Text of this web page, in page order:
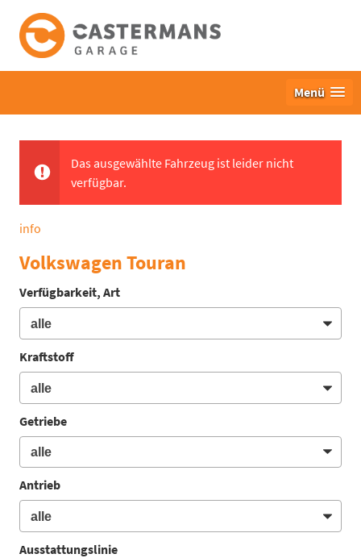
Menü
Das ausgewählte Fahrzeug ist leider nicht
verfügbar.
info
Volkswagen Touran
Verfügbarkeit, Art
Kraftstoff
Getriebe
Antrieb
Ausstattungslinie